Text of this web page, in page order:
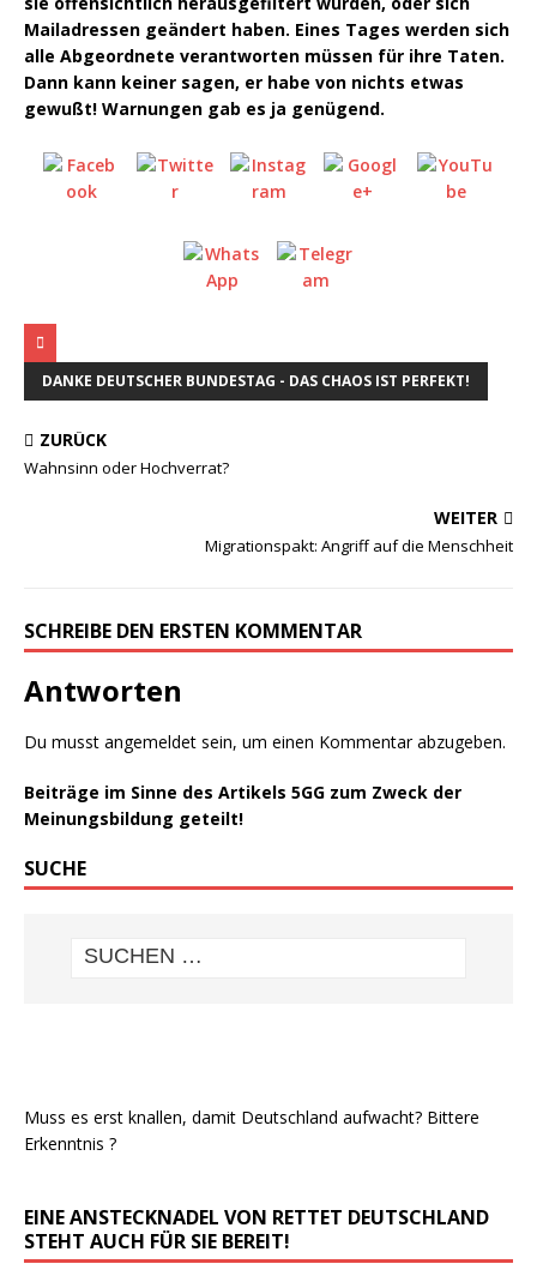
Mailadressen geändert haben. Eines Tages werden sich
alle Abgeordnete verantworten müssen für ihre Taten.
Dann kann keiner sagen, er habe von nichts etwas
gewußt! Warnungen gab es ja genügend.
DANKE DEUTSCHER BUNDESTAG - DAS CHAOS IST PERFEKT!
ZURÜCK
Wahnsinn oder Hochverrat?
WEITER
Migrationspakt: Angriff auf die Menschheit
SCHREIBE DEN ERSTEN KOMMENTAR
Antworten
Du musst angemeldet sein, um einen Kommentar abzugeben.
Beiträge im Sinne des Artikels 5GG zum Zweck der
Meinungsbildung geteilt!
SUCHE
Muss es erst knallen, damit Deutschland aufwacht? Bittere
Erkenntnis ?
EINE ANSTECKNADEL VON RETTET DEUTSCHLAND
STEHT AUCH FÜR SIE BEREIT!